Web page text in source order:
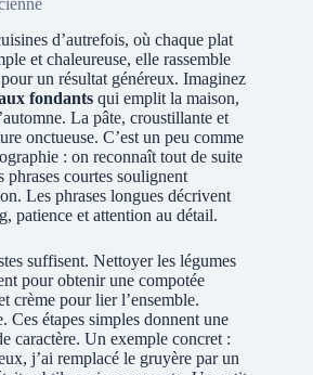
d’autrefois, où chaque plat
et chaleureuse, elle rassemble
un résultat généreux. Imaginez
fondants qui emplit la maison,
La pâte, croustillante et
onctueuse. C’est un peu comme
: on reconnaît tout de suite
phrases courtes soulignent
Les phrases longues décrivent
patience et attention au détail.
suffisent. Nettoyer les légumes
pour obtenir une compotée
crème pour lier l’ensemble.
Ces étapes simples donnent une
caractère. Un exemple concret :
j’ai remplacé le gruyère par un